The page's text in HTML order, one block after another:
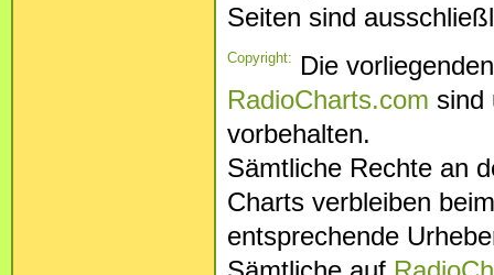
Seiten sind
Copyright:
Die
RadioCharts.com sind
vorbehalten.
Sämtliche Rechte an
Charts verbleiben
entsprechende